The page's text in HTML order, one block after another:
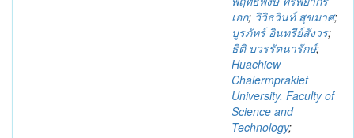
เอก; วิวิธวินท์ สุขมาศ;
บูรภัทร์ อินทรีย์สังวร;
ธิติ บวรรัตนารักษ์;
Huachiew
Chalermprakiet
University. Faculty of
Science and
Technology;